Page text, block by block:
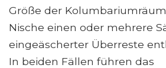
Größe der
Nische einen oder mehrere
eingeäscherter Überreste
In beiden Fällen führen das